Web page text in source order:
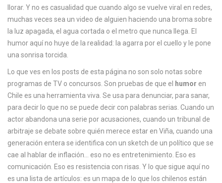
llorar. Y no es casualidad que cuando algo se vuelve viral en redes,
muchas veces sea un video de alguien haciendo una broma sobre
la luz apagada, el agua cortada o el metro que nunca llega. El
humor aquí no huye de la realidad: la agarra por el cuello y le pone
una sonrisa torcida.
Lo que ves en los posts de esta página no son solo notas sobre
programas de TV o concursos. Son pruebas de que el
humor en
Chile es una herramienta viva. Se usa para denunciar, para sanar,
para decir lo que no se puede decir con palabras serias. Cuando un
actor abandona una serie por acusaciones, cuando un tribunal de
arbitraje se debate sobre quién merece estar en Viña, cuando una
generación entera se identifica con un sketch de un político que se
cae al hablar de inflación… eso no es entretenimiento. Eso es
comunicación. Eso es resistencia con risas. Y lo que sigue aquí no
es una lista de artículos: es un mapa de lo que los chilenos están